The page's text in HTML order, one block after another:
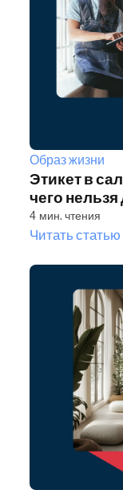
Образ жизни
Этикет в
чего нельзя
4 мин. чтения
Читать статью